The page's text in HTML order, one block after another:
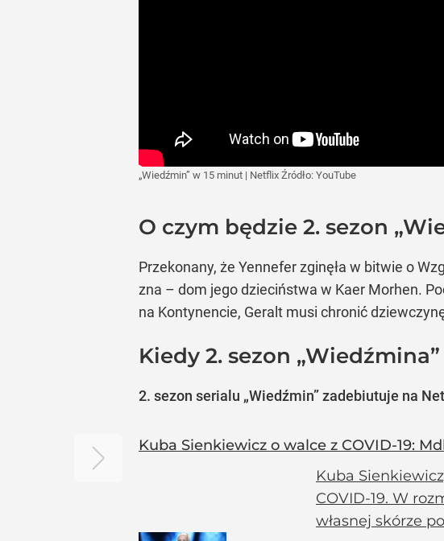
„Wiedźmin” w 15 minut | Netflix Źródło: YouTube
O czym będzie 2. sezon
Przekonany, że Yennefer zginęła w bitwie o
zna – dom jego dzieciństwa w Kaer Morhen.
na Kontynencie, Geralt musi chronić
Kiedy 2. sezon
2. sezon serialu „Wiedźmin” zadebiutuje na
Kuba Sienkiewicz o walce z COVID-19:
Kuba
COVID-19. W
własnej skórze